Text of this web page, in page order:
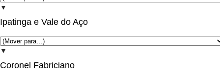
▼
Ipatinga e Vale do Aço
▼
Coronel Fabriciano